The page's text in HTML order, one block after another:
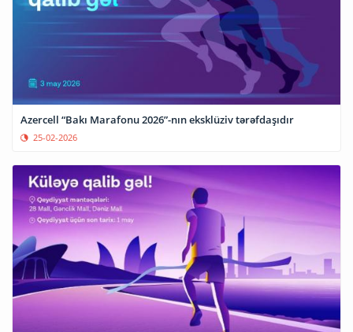
Azercell “Bakı Marafonu 2026”-nın eksklüziv tərəfdaşıdır
25-02-2026